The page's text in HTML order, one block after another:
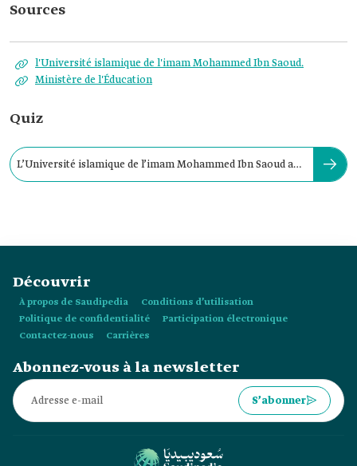
Sources
l'Université islamique de l'imam Mohammed Ibn Saoud.
Ministère de l'Éducation
Quiz
L’Université islamique de l’imam Mohammed Ibn Saoud a
Découvrir
À propos de Saudipedia
Conditions d’utilisation
Politique de confidentialité
Participation électronique
Contactez-nous
Carrières
Abonnez-vous à la newsletter
S’abonner